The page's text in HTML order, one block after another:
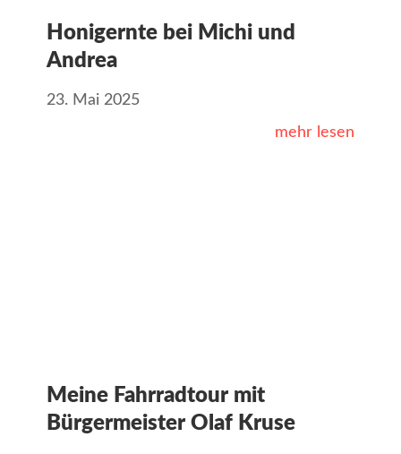
Honigernte bei Michi und
Andrea
23. Mai 2025
mehr lesen
Meine Fahrradtour mit
Bürgermeister Olaf Kruse